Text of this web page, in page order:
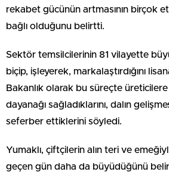
rekabet gücünün artmasının birçok
bağlı olduğunu belirtti.
Sektör temsilcilerinin 81 vilayette
biçip, işleyerek, markalaştırdığını
Bakanlık olarak bu süreçte
dayanağı sağladıklarını, dalın
seferber ettiklerini söyledi.
Yumaklı, çiftçilerin alın teri ve
geçen gün daha da büyüdüğünü